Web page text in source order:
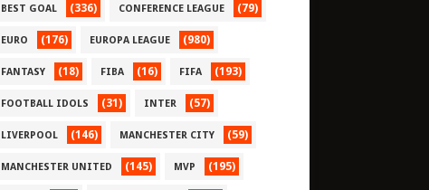
BEST GOAL (336) CONFERENCE LEAGUE (79)
EURO (176) EUROPA LEAGUE (980)
FANTASY (18) FIBA (16) FIFA (193)
FOOTBALL IDOLS (31) INTER (57)
LIVERPOOL (146) MANCHESTER CITY (59)
MANCHESTER UNITED (145) MVP (195)